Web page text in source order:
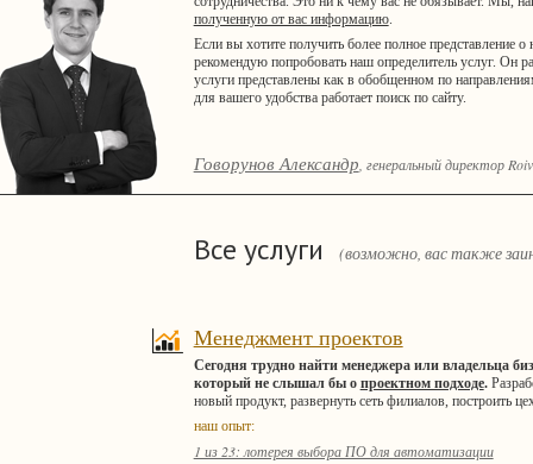
полученную от вас информацию.
Если вы хотите получить более полное представление
рекомендую попробовать наш определитель услуг. Он
услуги представлены как в обобщенном по
для вашего удобства работает поиск по сайту.
Говорунов Александр , генеральный директор
Все услуги (возможно, вас также
Менеджмент проектов
Сегодня трудно найти менеджера или владельца
который не слышал бы о проектном подходе.
новый продукт, развернуть сеть филиалов, построить
наш опыт:
1 из 23: лотерея выбора ПО для автоматизации